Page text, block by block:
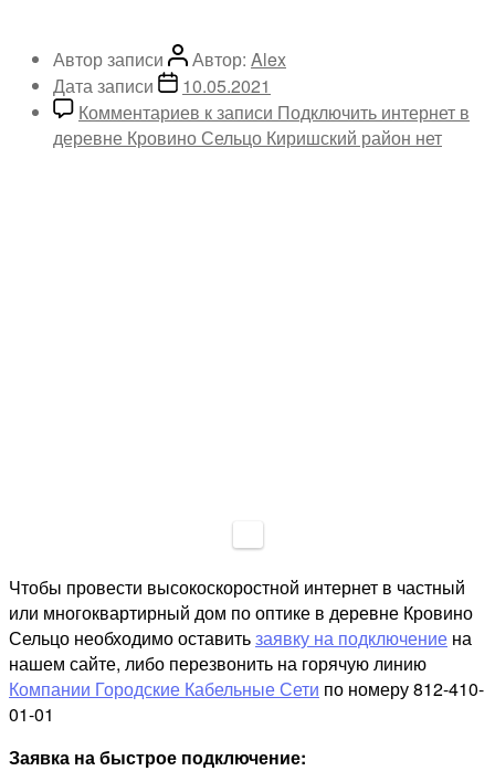
Автор записи Автор: Alex
Дата записи
10.05.2021
Комментариев к записи Подключить интернет в
деревне Кровино Сельцо Киришский район нет
Чтобы провести высокоскоростной интернет в частный
или многоквартирный дом по оптике в деревне Кровино
Сельцо необходимо оставитьзаявку на подключение на
нашем сайте, либо перезвонить на горячую линию
Компании Городские Кабельные Сети по номеру 812-410-
01-01
Заявка на быстрое подключение: